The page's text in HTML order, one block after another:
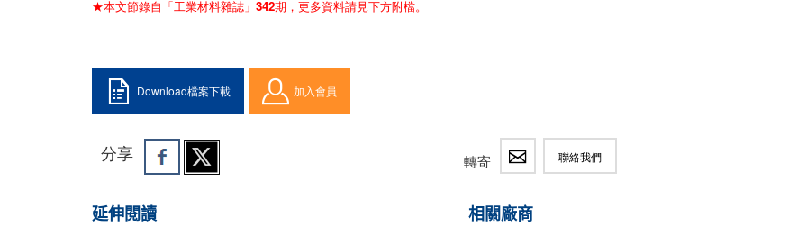
★本文節錄自「工業材料雜誌」342期，更多資料請見下方附檔。
Download檔案下載 加入會員
分享 轉寄 聯絡我們
延伸閱讀 相關廠商